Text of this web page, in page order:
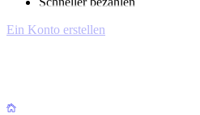
Ein Konto erstellen